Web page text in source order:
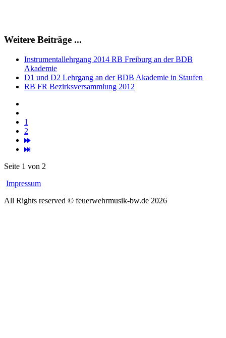
Weitere Beiträge ...
Instrumentallehrgang 2014 RB Freiburg an der BDB
Akademie
D1 und D2 Lehrgang an der BDB Akademie in Staufen
RB FR Bezirksversammlung 2012
1
2
Seite 1 von 2
Impressum
All Rights reserved © feuerwehrmusik-bw.de 2026